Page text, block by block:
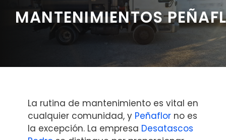
MANTENIMIENTOS
La rutina de mantenimiento es vital en
cualquier comunidad, y Peñaflor no es
la excepción. La empresa Desatascos